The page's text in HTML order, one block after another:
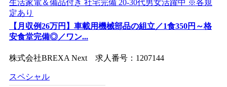
【月収例26万円】車載用機械部品の組立／1食350円～格
安食堂完備◎／ワン...
株式会社BREXA Next 求人番号：1207144
スペシャル